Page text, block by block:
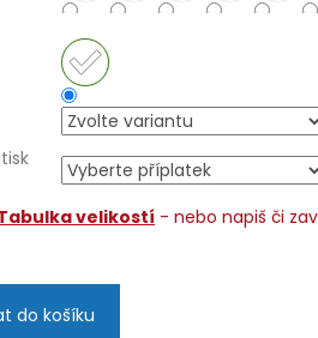
velikostí - nebo napiš či
do košíku